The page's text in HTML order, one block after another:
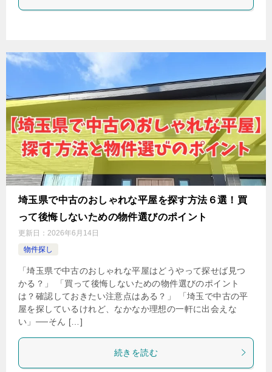
埼玉県で中古のおしゃれな平屋を探す方法６選！買
って後悔しないための物件選びのポイント
更新日： 2026年6月14日
物件探し
「埼玉県で中古のおしゃれな平屋はどうやって探せば見つ
かる？」 「買って後悔しないための物件選びのポイント
は？確認しておきたい注意点はある？」 「埼玉で中古の平
屋を探しているけれど、なかなか理想の一軒に出会えな
い」──そん […]
続きを読む